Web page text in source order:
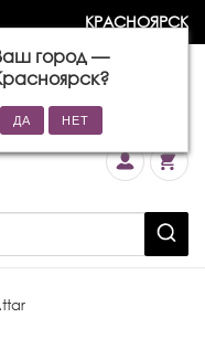
КРАСНОЯРСК
город —
?